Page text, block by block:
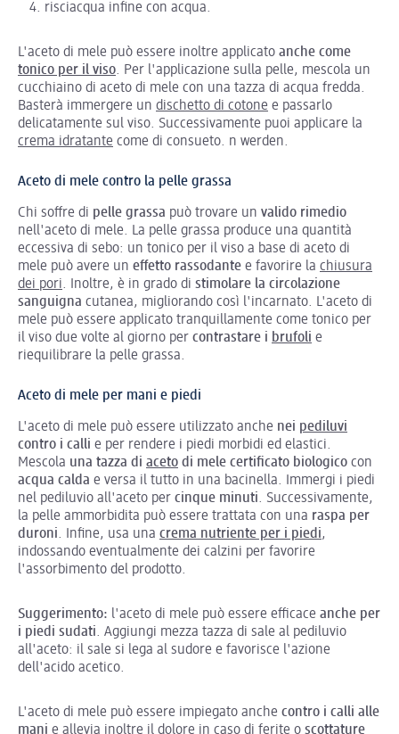
risciacqua infine con acqua.
L'aceto di mele può essere inoltre applicato anche come
tonico per il viso. Per l'applicazione sulla pelle, mescola un
cucchiaino di aceto di mele con una tazza di acqua fredda.
Basterà immergere un dischetto di cotone e passarlo
delicatamente sul viso. Successivamente puoi applicare la
crema idratante come di consueto. n werden.
Aceto di mele contro la pelle grassa
Chi soffre di pelle grassa può trovare un valido rimedio
nell'aceto di mele. La pelle grassa produce una quantità
eccessiva di sebo: un tonico per il viso a base di aceto di
mele può avere un effetto rassodante e favorire la chiusura
dei pori. Inoltre, è in grado di stimolare la circolazione
sanguigna cutanea, migliorando così l'incarnato. L'aceto di
mele può essere applicato tranquillamente come tonico per
il viso due volte al giorno per contrastare i brufoli e
riequilibrare la pelle grassa.
Aceto di mele per mani e piedi
L'aceto di mele può essere utilizzato anche nei pediluvi
contro i calli e per rendere i piedi morbidi ed elastici.
Mescola una tazza di aceto di mele certificato biologico con
acqua calda e versa il tutto in una bacinella. Immergi i piedi
nel pediluvio all'aceto per cinque minuti. Successivamente,
la pelle ammorbidita può essere trattata con una raspa per
duroni. Infine, usa una crema nutriente per i piedi,
indossando eventualmente dei calzini per favorire
l'assorbimento del prodotto.
Suggerimento: l'aceto di mele può essere efficace anche per
i piedi sudati. Aggiungi mezza tazza di sale al pediluvio
all'aceto: il sale si lega al sudore e favorisce l'azione
dell'acido acetico.
L'aceto di mele può essere impiegato anche contro i calli alle
mani e allevia inoltre il dolore in caso di ferite o scottature